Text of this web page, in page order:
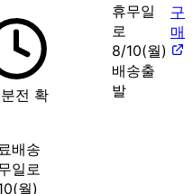
전 확
배송
일로
월)
휴무일
로
8/10(월)
배송출
발
구
매